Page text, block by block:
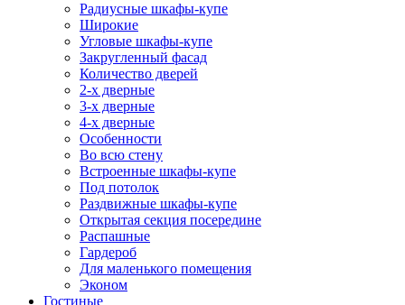
Радиусные шкафы-купе
Широкие
Угловые шкафы-купе
Закругленный фасад
Количество дверей
2-х дверные
3-х дверные
4-х дверные
Особенности
Во всю стену
Встроенные шкафы-купе
Под потолок
Раздвижные шкафы-купе
Открытая секция посередине
Распашные
Гардероб
Для маленького помещения
Эконом
Гостиные